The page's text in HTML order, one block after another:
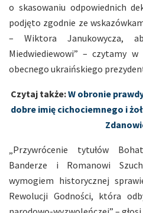
o skasowaniu odpowiednich
podjęto zgodnie ze
– Wiktora Janukowycza,
Miedwiediewowi” – czytamy w
obecnego ukraińskiego
Czytaj także:W obronie
dobre imię cichociemnego i
„Przywrócenie tytułów
Banderze i Romanowi
wymogiem historycznej
Rewolucji Godności, która